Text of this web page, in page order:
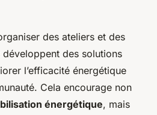
des ateliers et des
des solutions
l’efficacité énergétique
Cela encourage non
énergétique, mais